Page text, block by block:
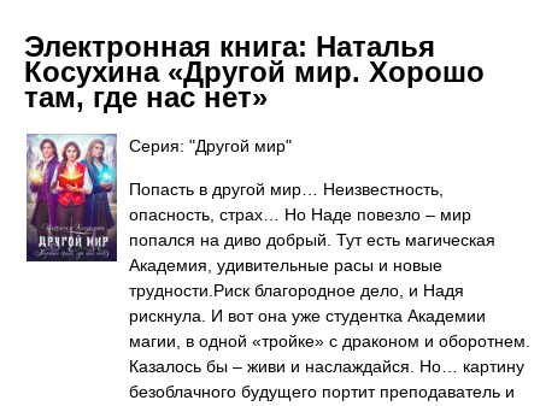
Электронная книга: Наталья
Косухина «Другой мир. Хорошо
там, где нас нет»
Серия: "Другой мир"
Попасть в другой мир… Неизвестность,
опасность, страх… Но Наде повезло – мир
попался на диво добрый. Тут есть магическая
Академия, удивительные расы и новые
трудности.Риск благородное дело, и Надя
рискнула. И вот она уже студентка Академии
магии, в одной «тройке» с драконом и оборотнем.
Казалось бы – живи и наслаждайся. Но… картину
безоблачного будущего портит преподаватель и